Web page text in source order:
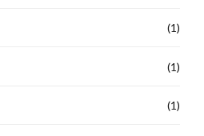
(1)
(1)
(1)